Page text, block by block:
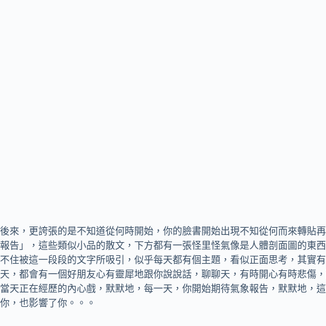
後來，更誇張的是不知道從何時開始，你的臉書開始出現不知從何而來轉貼
報告」，這些類似小品的散文，下方都有一張怪里怪氣像是人體剖面圖的東
不住被這一段段的文字所吸引，似乎每天都有個主題，看似正面思考，其實
天，都會有一個好朋友心有靈犀地跟你說說話，聊聊天，有時開心有時悲傷
當天正在經歷的內心戲，默默地，每一天，你開始期待氣象報告，默默地，
你，也影響了你。。。